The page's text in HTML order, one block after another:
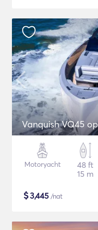
Vanquish VQ45
Motoryacht
48 ft
15 m
$3,445 /nat